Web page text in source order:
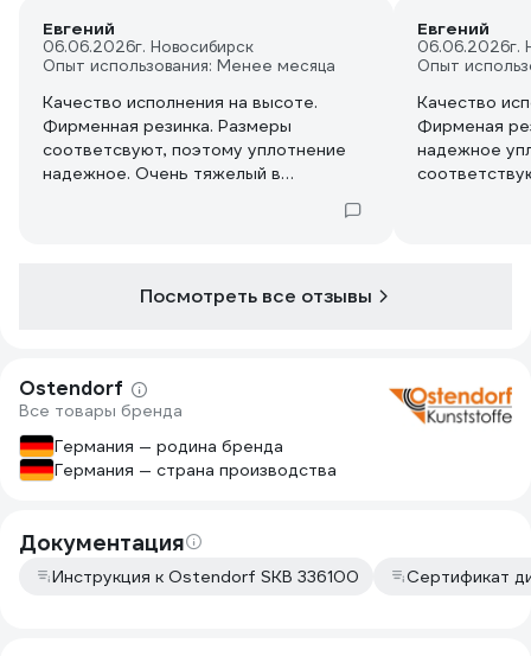
Евгений
06.06.2026г. Новосибирск
Опыт использования: Менее месяца
Качество исполнения на высоте.
Фирменная резинка. Размеры
соответсвуют, поэтому уплотнение
надежное. Очень тяжелый в
Евгений
06.06.2026г.
Опыт
Качество
Фирменая
надежное
Посмотреть все отзывы
Ostendorf
Все товары бренда
Германия — родина бренда
Германия — страна производства
Документация
Инструкция к Ostendorf SKВ 336100 Сертификат